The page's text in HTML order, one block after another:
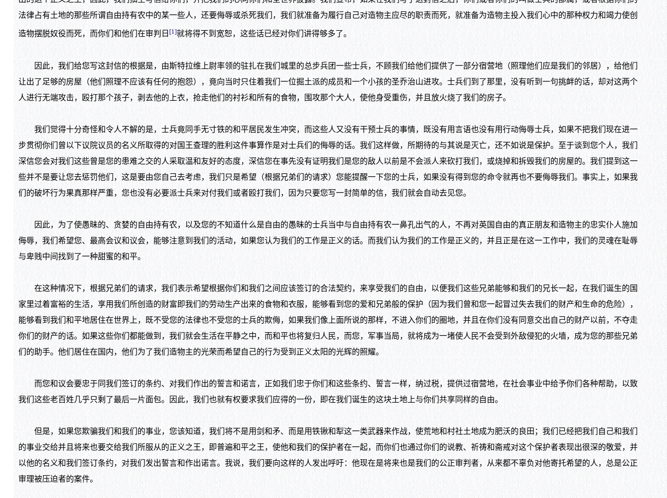
法律占有土地的那些所谓自由持有农中的某一些人，还要侮辱或杀死我们，我们就准备为履行自己对造物主应尽的职责而死，就准备为造物主投入我们心中的那种权力和竭力使创
造物摆脱奴役而死，而你们和他们在审判日 [1]就将得不到宽恕，这些话已经对你们讲得够多了。
因此，我们给您写这封信的根据是，由斯特拉维上尉率领的驻扎在我们城里的总步兵团一些士兵，不顾我们给他们提供了一部分宿营地（照理他们应是我们的邻居），给他们
让出了足够的房屋（他们照理不应该有任何的抱怨），竟向当时只住着我们一位掘土派的成员和一个小孩的圣乔治山进攻。士兵们到了那里，没有听到一句挑衅的话，却对这两个
人进行无端攻击，殴打那个孩子，剥去他的上衣，抢走他们的衬衫和所有的食物，围攻那个大人，使他身受重伤，并且放火烧了我们的房子。
我们觉得十分奇怪和令人不解的是，士兵竟同手无寸铁的和平居民发生冲突，而这些人又没有干预士兵的事情，既没有用言语也没有用行动侮辱士兵，如果不把我们现在进一
步贯彻你们曾以下议院议员的名义所取得的对国王查理的胜利这件事算作是对士兵们的侮辱的话。我们这样做，所期待的与其说是灭亡，还不如说是保护。至于谈到您个人，我们
深信您会对我们这些曾是您的患难之交的人采取温和友好的态度，深信您在事先没有证明我们是您的敌人以前是不会派人来砍打我们，或烧掉和拆毁我们的房屋的。我们提到这一
些并不是要让您去惩罚他们，这是要由您自己去考虑，我们只是希望（根据兄弟们的请求）您能提醒一下您的士兵，如果没有得到您的命令就再也不要侮辱我们。事实上，如果我
们的破坏行为果真那样严重，您也没有必要派士兵来对付我们或者殴打我们，因为只要您写一封简单的信，我们就会自动去见您。
因此，为了使愚昧的、贪婪的自由持有农，以及您的不知道什么是自由的愚昧的士兵当中与自由持有农一鼻孔出气的人，不再对英国自由的真正朋友和造物主的忠实仆人施加
侮辱，我们希望您、最高会议和议会，能够注意到我们的活动，如果您认为我们的工作是正义的话。而我们认为我们的工作是正义的，并且正是在这一工作中，我们的灵魂在耻辱
与卑贱中间找到了一种甜蜜的和平。
在这种情况下，根据兄弟们的请求，我们表示希望根据你们和我们之间应该签订的合法契约，来享受我们的自由，以便我们这些兄弟能够和我们的兄长一起，在我们诞生的国
家里过着富裕的生活，享用我们所创造的财富即我们的劳动生产出来的食物和衣服，能够看到您的爱和兄弟般的保护（因为我们曾和您一起冒过失去我们的财产和生命的危险），
能够看到我们和平地居住在世界上，既不受您的法律也不受您的士兵的欺侮，如果我们像上面所说的那样，不进入你们的圈地，并且在你们没有同意交出自己的财产以前，不夺走
你们的财产的话。如果这些你们都能做到，我们就会生活在平静之中，而和平也将复归人民，而您，军事当局，就将成为一堵使人民不会受到外敌侵犯的火墙，成为您的那些兄弟
们的助手。他们居住在国内，他们为了我们造物主的光荣而希望自己的行为受到正义太阳的光辉的照耀。
而您和议会要忠于同我们签订的条约、对我们作出的誓言和诺言，正如我们忠于你们和这些条约、誓言一样，纳过税，提供过宿营地，在社会事业中给予你们各种帮助，以致
我们这些老百姓几乎只剩了最后一片面包。因此，我们也就有权要求我们应得的一份，即在我们诞生的这块土地上与你们共享同样的自由。
但是，如果您欺骗我们和我们的事业，您该知道，我们将不是用剑和矛、而是用铁锹和犁这一类武器来作战，使荒地和村社土地成为肥沃的良田；我们已经把我们自己和我们
的事业交给并且将来也要交给我们所服从的正义之王，即普遍和平之王，使他和我们的保护者在一起，而你们也通过你们的说教、祈祷和斋戒对这个保护者表现出很深的敬爱，并
以他的名义和我们签订条约，对我们发出誓言和作出诺言。我说，我们要向这样的人发出呼吁：他现在是将来也是我们的公正审判者，从来都不辜负对他寄托希望的人，总是公正
审理被压迫者的案件。